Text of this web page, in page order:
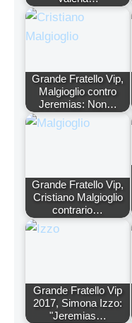
Grande Fratello Vip,
Malgioglio contro
Jeremias: Non…
Grande Fratello Vip,
Cristiano Malgioglio
contrario…
Grande Fratello Vip
2017, Simona Izzo:
"Jeremias…